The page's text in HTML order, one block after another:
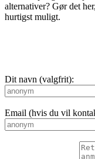
alternativer? Gør det
hurtigst muligt.
Dit navn (valgfrit):
Email (hvis du vil